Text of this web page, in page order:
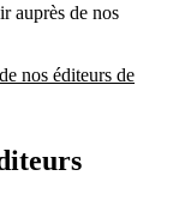
auprès de nos
nos éditeurs de